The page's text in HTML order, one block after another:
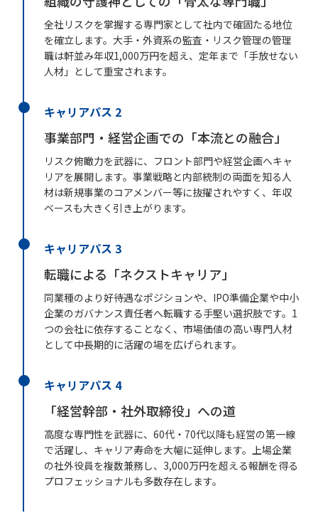
全社リスクを掌握する専門家として社内で確固たる地位
を確立します。大手・外資系の監査・リスク管理の管理
職は軒並み年収1,000万円を超え、定年まで「手放せない
人材」として重宝されます。
キャリアパス 2
事業部門・経営企画での「本流との融合」
リスク俯瞰力を武器に、フロント部門や経営企画へキャ
リアを展開します。事業戦略と内部統制の両面を知る人
材は新規事業のコアメンバー等に抜擢されやすく、年収
ベースも大きく引き上がります。
キャリアパス 3
転職による「ネクストキャリア」
同業種のより好待遇なポジションや、IPO準備企業や中小
企業のガバナンス責任者へ転職する手堅い選択肢です。1
つの会社に依存することなく、市場価値の高い専門人材
として中長期的に活躍の場を広げられます。
キャリアパス 4
「経営幹部・社外取締役」への道
高度な専門性を武器に、60代・70代以降も経営の第一線
で活躍し、キャリア寿命を大幅に延伸します。上場企業
の社外役員を複数兼務し、3,000万円を超える報酬を得る
プロフェッショナルも多数存在します。